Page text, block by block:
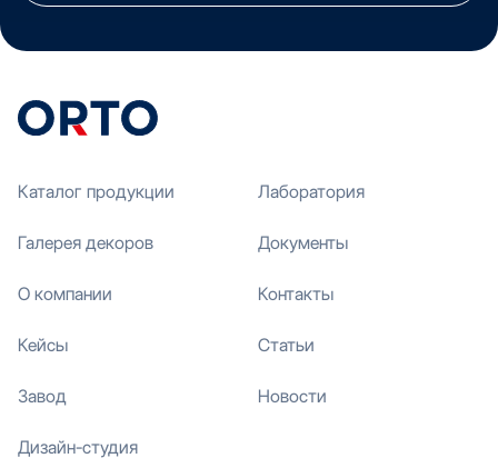
Каталог продукции
Галерея декоров
О компании
Кейсы
Завод
Дизайн-студия
Лаборатория
Документы
Контакты
Статьи
Новости